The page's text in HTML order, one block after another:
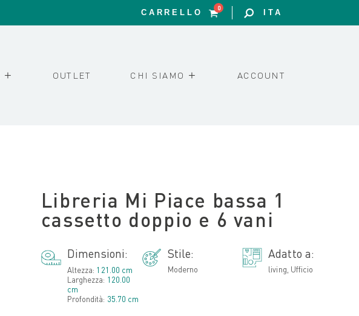
CARRELLO 0 ITA
OUTLET CHI SIAMO ACCOUNT
Libreria Mi Piace bassa 1
cassetto doppio e 6 vani
Dimensioni:
Altezza: 121.00 cm
Larghezza: 120.00
cm
Profondità: 35.70 cm
Stile:
Moderno
Adatto a:
living, Ufficio